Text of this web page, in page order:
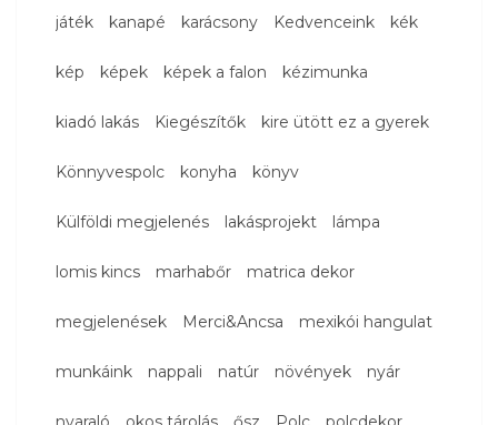
játék kanapé karácsony Kedvenceink kék
kép képek képek a falon kézimunka
kiadó lakás Kiegészítők kire ütött ez a gyerek
Könnyvespolc konyha könyv
Külföldi megjelenés lakásprojekt lámpa
lomis kincs marhabőr matrica dekor
megjelenések Merci&Ancsa mexikói hangulat
munkáink nappali natúr növények nyár